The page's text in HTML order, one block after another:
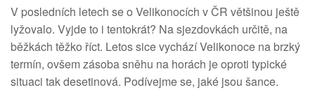
V posledních letech se o Velikonocích v ČR většinou ještě
lyžovalo. Vyjde to i tentokrát? Na sjezdovkách určitě, na
běžkách těžko říct. Letos sice vychází Velikonoce na brzký
termín, ovšem zásoba sněhu na horách je oproti typické
situaci tak desetinová. Podívejme se, jaké jsou šance.